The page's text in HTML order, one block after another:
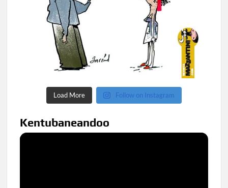
Load More Follow on Instagram
Kentubaneandoo